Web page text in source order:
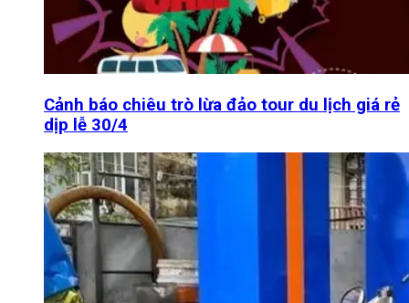
Cảnh báo chiêu trò lừa đảo tour du lịch giá rẻ
dịp lễ 30/4